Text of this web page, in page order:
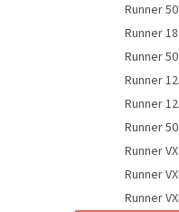
Runner
Runner
Runner 50
Runner
Runner
Runner
Runner
Runner
Runner